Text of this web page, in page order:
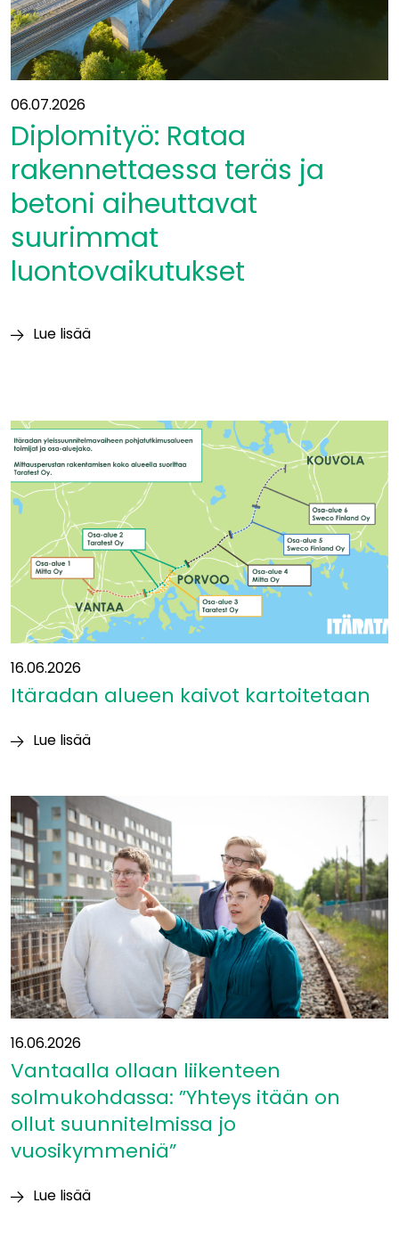
06.07.2026
Diplomityö: Rataa
rakennettaessa teräs ja
betoni aiheuttavat
suurimmat
luontovaikutukset
Lue lisää
teräs
ja
betoni
aiheuttavat
suurimmat
luontovaikutukset
16.06.2026
Itäradan alueen kaivot kartoitetaan
Lue lisää
kartoitetaan
16.06.2026
Vantaalla ollaan liikenteen
solmukohdassa: ”Yhteys itään on
ollut suunnitelmissa jo
vuosikymmeniä”
Lue lisää